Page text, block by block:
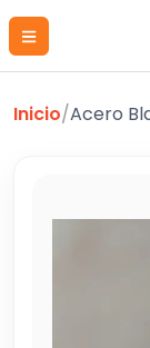
Inicio/Acero